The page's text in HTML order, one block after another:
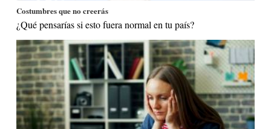
Costumbres que no creerás
¿Qué pensarías si esto fuera normal en tu país?